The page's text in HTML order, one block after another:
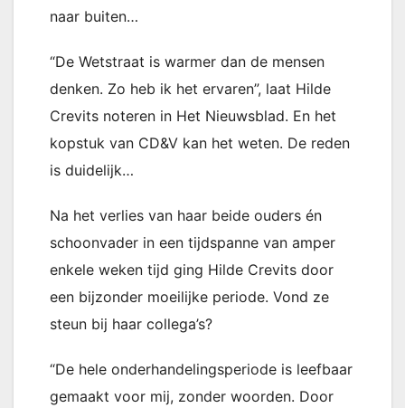
naar buiten…
“De Wetstraat is warmer dan de mensen
denken. Zo heb ik het ervaren”, laat Hilde
Crevits noteren in Het Nieuwsblad. En het
kopstuk van CD&V kan het weten. De reden
is duidelijk…
Na het verlies van haar beide ouders én
schoonvader in een tijdspanne van amper
enkele weken tijd ging Hilde Crevits door
een bijzonder moeilijke periode. Vond ze
steun bij haar collega’s?
“De hele onderhandelingsperiode is leefbaar
gemaakt voor mij, zonder woorden. Door